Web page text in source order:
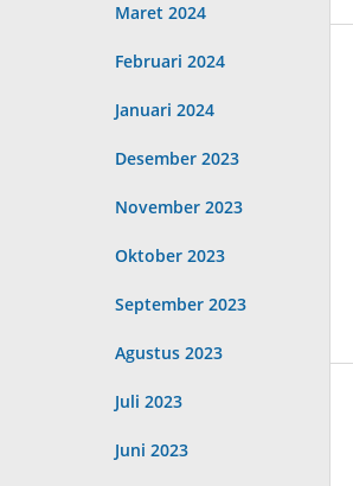
Maret 2024
Februari 2024
Januari 2024
Desember 2023
November 2023
Oktober 2023
September 2023
Agustus 2023
Juli 2023
Juni 2023